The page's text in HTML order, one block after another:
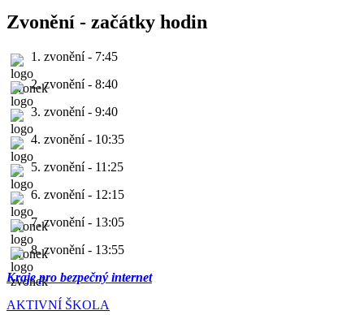
Zvonění - začátky hodin
1. zvonění - 7:45
2. zvonění - 8:40
3. zvonění - 9:40
4. zvonění - 10:35
5. zvonění - 11:25
6. zvonění - 12:15
7. zvonění - 13:05
8. zvonění - 13:55
Kraje pro bezpečný internet
AKTIVNÍ ŠKOLA